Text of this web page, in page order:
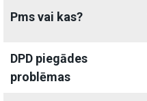
Pms vai kas?
DPD piegādes
problēmas